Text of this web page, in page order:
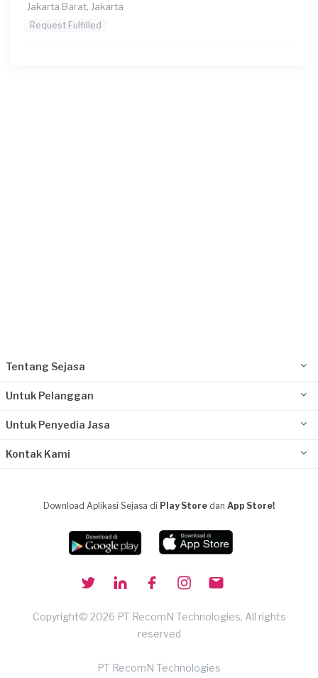
Ryan Pramana requested Sofa Cleaning
8 hari yang lalu
Jakarta Barat, Jakarta
Request Fulfilled
Tentang Sejasa
Untuk Pelanggan
Untuk Penyedia Jasa
Kontak Kami
Download Aplikasi Sejasa di Play Store dan App Store!
Copyright© 2026 PT RecomN Technologies, All rights
reserved
PT RecomN Technologies